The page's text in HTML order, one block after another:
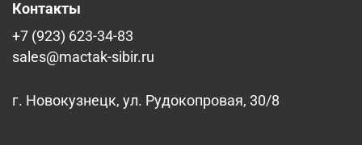
Контакты
+7 (923) 623-34-83
sales@mactak-sibir.ru
г. Новокузнецк, ул. Рудокопровая, 30/8